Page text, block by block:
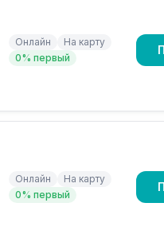
Онлайн
На карту
0% первый
Онлайн
На карту
0% первый